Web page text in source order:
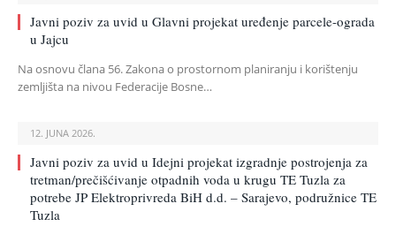
Javni poziv za uvid u Glavni projekat uređenje parcele-ograda
u Jajcu
Na osnovu člana 56. Zakona o prostornom planiranju i korištenju
zemljišta na nivou Federacije Bosne…
12. JUNA 2026.
Javni poziv za uvid u Idejni projekat izgradnje postrojenja za
tretman/prečišćivanje otpadnih voda u krugu TE Tuzla za
potrebe JP Elektroprivreda BiH d.d. – Sarajevo, podružnice TE
Tuzla